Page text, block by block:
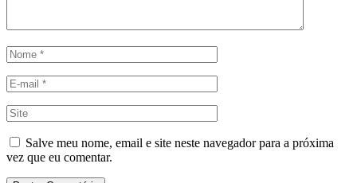
Salve meu nome, email e site neste navegador para a próxima
vez que eu comentar.